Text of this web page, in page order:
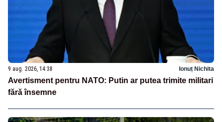
9 aug. 2026, 14:38 Ionuț Nichita
Avertisment pentru NATO: Putin ar putea trimite militari
fără însemne